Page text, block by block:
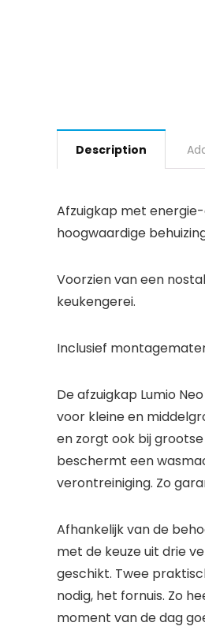
Description
Afzuigkap met
hoogwaardige
Voorzien van een
keukengerei.
Inclusief
Deafzuigkap Lumio
voor kleine en
en zorgt ook bij
beschermt een
verontreiniging. Zo
Afhankelijk van de
met de keuze uit drie
geschikt. Twee
nodig, het fornuis. Zo
moment van de dag